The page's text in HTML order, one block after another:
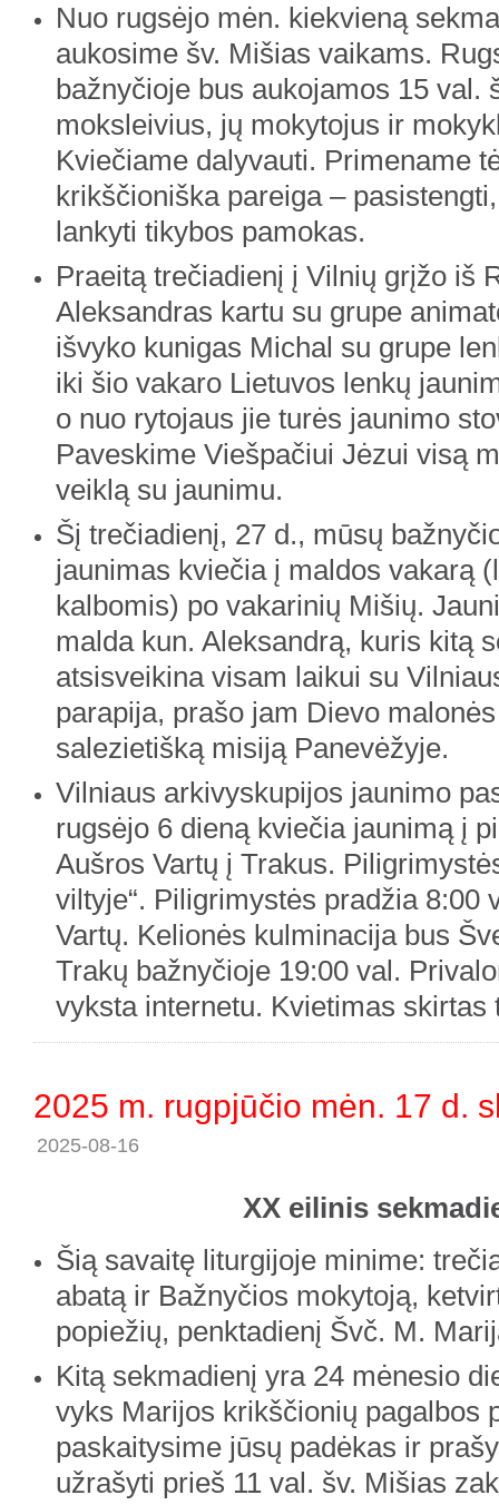
Nuo rugsėjo mėn. kiekvieną
aukosime šv. Mišias vaikams.
bažnyčioje bus aukojamos 15 val.
moksleivius, jų mokytojus ir
Kviečiame dalyvauti. Primename
krikščioniška pareiga –
lankyti tikybos pamokas.
Praeitą trečiadienį į Vilnių grįžo iš
Aleksandras kartu su grupe
išvyko kunigas Michal su grupe
iki šio vakaro Lietuvos lenkų
o nuo rytojaus jie turės jaunimo
Paveskime Viešpačiui Jėzui visą
veiklą su jaunimu.
Šį trečiadienį, 27 d., mūsų
jaunimas kviečia į maldos vakarą
kalbomis) po vakarinių Mišių.
malda kun. Aleksandrą, kuris kitą
atsisveikina visam laikui su
parapija, prašo jam Dievo
salezietišką misiją Panevėžyje.
Vilniaus arkivyskupijos jaunimo
rugsėjo 6 dieną kviečia jaunimą į
Aušros Vartų į Trakus.
viltyje“. Piligrimystės pradžia 8:00
Vartų. Kelionės kulminacija bus
Trakų bažnyčioje 19:00 val.
vyksta internetu. Kvietimas skirtas
2025 m. rugpjūčio mėn. 17 d.
2025-08-16
XX eilinis
Šią savaitę liturgijoje minime:
abatą ir Bažnyčios mokytoją,
popiežių, penktadienį Švč. M.
Kitą sekmadienį yra 24 mėnesio
vyks Marijos krikščionių pagalbos
paskaitysime jūsų padėkas ir
užrašyti prieš 11 val. šv. Mišias